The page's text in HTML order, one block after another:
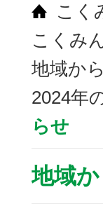
こく
こくみ
地域か
2024年
らせ
地域